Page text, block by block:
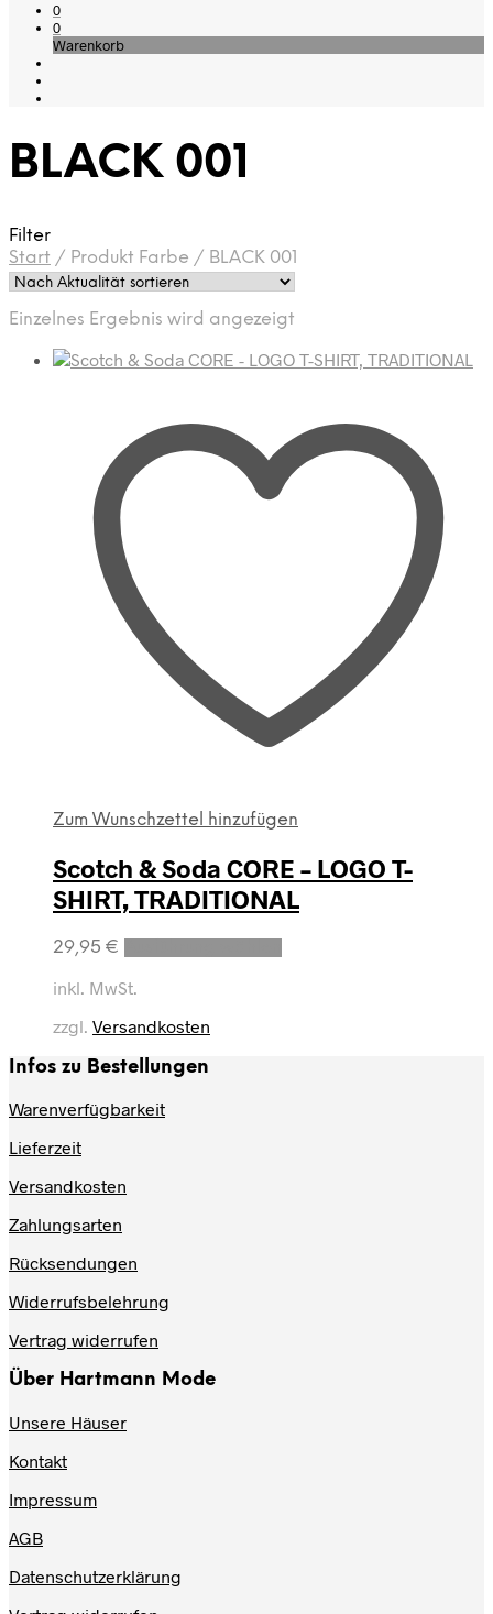
0
0
Warenkorb
BLACK 001
Filter
Start / Produkt Farbe / BLACK 001
Einzelnes Ergebnis wird angezeigt
Zum Wunschzettel hinzufügen
Scotch & Soda CORE – LOGO T-
SHIRT, TRADITIONAL
29,95 €
Dieses
inkl. MwSt.
zzgl. Versandkosten
Infos zu Bestellungen
Warenverfügbarkeit
Lieferzeit
Versandkosten
Zahlungsarten
Rücksendungen
Widerrufsbelehrung
Vertrag widerrufen
Über Hartmann Mode
Unsere Häuser
Kontakt
Impressum
AGB
Datenschutzerklärung